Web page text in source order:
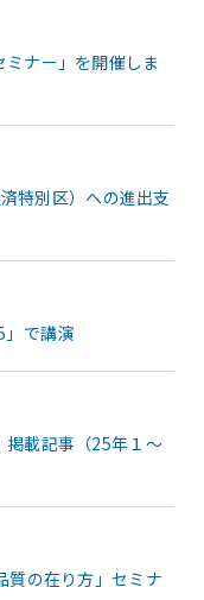
ナー」を開催しま
特別区）への進出支
」で講演
掲載記事（25年１～
質の在り方」セミナ